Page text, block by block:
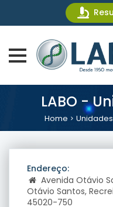
LABO -
Home Unidades
Endereço:
Avenida Otávio
Otávio Santos,
45020-750